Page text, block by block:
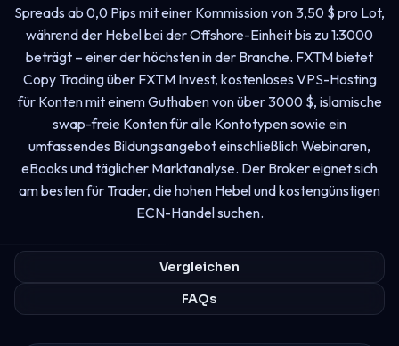
Spreads ab 0,0 Pips mit einer Kommission von 3,50 $ pro Lot,
während der Hebel bei der Offshore-Einheit bis zu 1:3000
beträgt – einer der höchsten in der Branche. FXTM bietet
Copy Trading über FXTM Invest, kostenloses VPS-Hosting
für Konten mit einem Guthaben von über 3000 $, islamische
swap-freie Konten für alle Kontotypen sowie ein
umfassendes Bildungsangebot einschließlich Webinaren,
eBooks und täglicher Marktanalyse. Der Broker eignet sich
am besten für Trader, die hohen Hebel und kostengünstigen
ECN-Handel suchen.
Vergleichen
FAQs